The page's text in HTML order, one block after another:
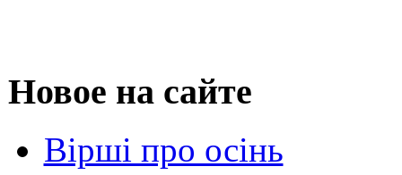
Новое на сайте
Вірші про осінь